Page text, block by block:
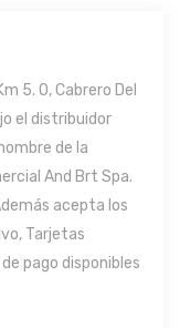
5. 0, Cabrero Del
el distribuidor
de la
And Brt Spa.
acepta los
Tarjetas
pago disponibles